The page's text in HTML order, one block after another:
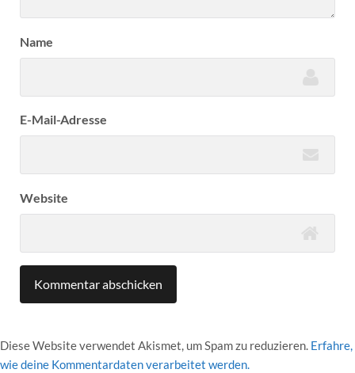
Name
E-Mail-Adresse
Website
Diese Website verwendet Akismet, um Spam zu reduzieren. Erfahre,
wie deine Kommentardaten verarbeitet werden.